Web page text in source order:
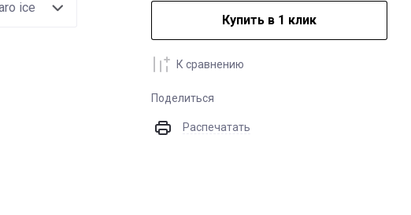
Купить в 1 клик
К сравнению
Поделиться
Распечатать